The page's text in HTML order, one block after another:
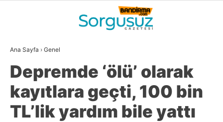
30.8
BALIKESIR
VİDEO YAZARLAR
GÜNDEM
DÜNYA
Ana Sayfa › Genel
Depremde ‘ölü’ olarak
kayıtlara geçti, 100 bin
TL’lik yardım bile yattı